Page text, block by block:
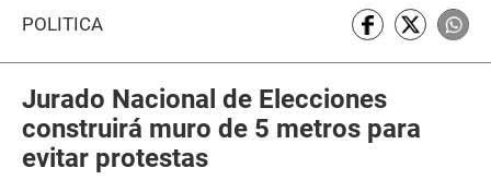
POLÍTICA
Jurado Nacional de Elecciones
construirá muro de 5 metros para
evitar protestas